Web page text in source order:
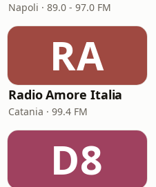
Napoli · 89.0 - 97.0 FM
RA
Radio Amore Italia
Catania · 99.4 FM
D8